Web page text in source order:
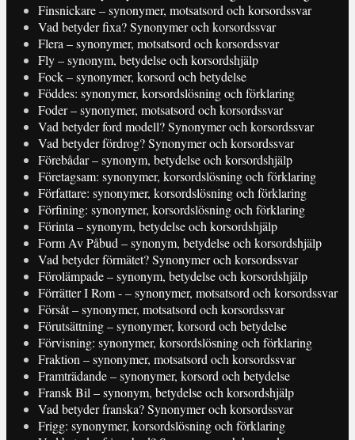
Finsnickare – synonymer, motsatsord och korsordssvar
Vad betyder fixa? Synonymer och korsordssvar
Flera – synonymer, motsatsord och korsordssvar
Fly – synonym, betydelse och korsordshjälp
Fock – synonymer, korsord och betydelse
Föddes: synonymer, korsordslösning och förklaring
Foder – synonymer, motsatsord och korsordssvar
Vad betyder ford modell? Synonymer och korsordssvar
Vad betyder fördrog? Synonymer och korsordssvar
Förebådar – synonym, betydelse och korsordshjälp
Företagsam: synonymer, korsordslösning och förklaring
Författare: synonymer, korsordslösning och förklaring
Förfining: synonymer, korsordslösning och förklaring
Förinta – synonym, betydelse och korsordshjälp
Form Av Påbud – synonym, betydelse och korsordshjälp
Vad betyder förmätet? Synonymer och korsordssvar
Förolämpade – synonym, betydelse och korsordshjälp
Förrätter I Rom - – synonymer, motsatsord och korsordssvar
Försåt – synonymer, motsatsord och korsordssvar
Förutsättning – synonymer, korsord och betydelse
Förvisning: synonymer, korsordslösning och förklaring
Fraktion – synonymer, motsatsord och korsordssvar
Framträdande – synonymer, korsord och betydelse
Fransk Bil – synonym, betydelse och korsordshjälp
Vad betyder franska? Synonymer och korsordssvar
Frigg: synonymer, korsordslösning och förklaring